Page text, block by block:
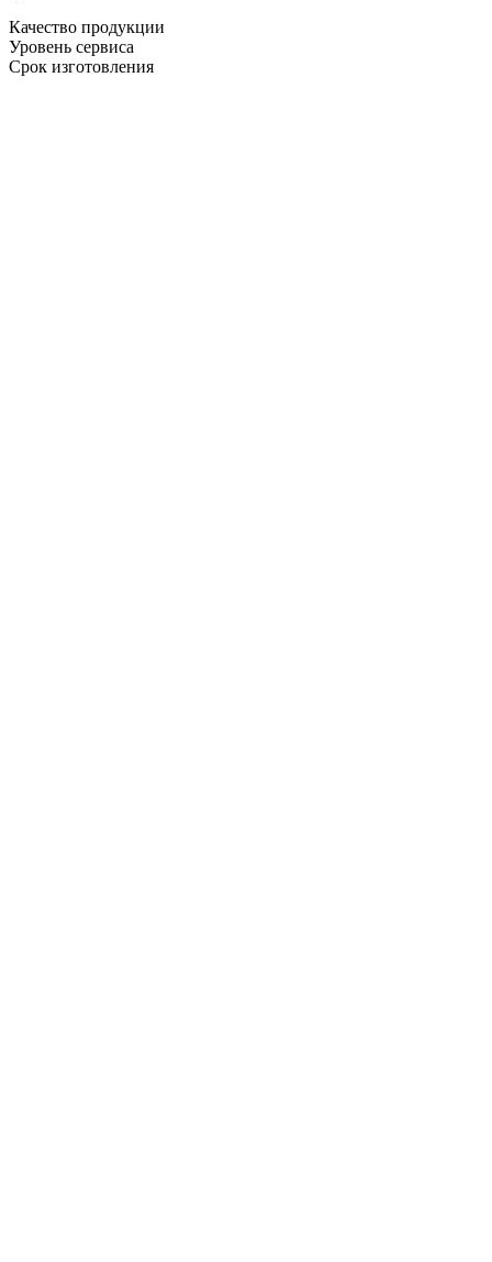
Качество продукции
Уровень сервиса
Срок изготовления